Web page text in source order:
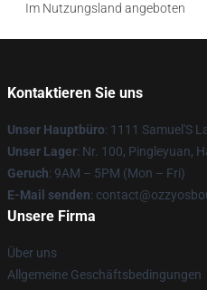
Im Nutzungsland angeboten
Kontaktieren Sie uns
Unser Hauptbüro: 1111 Samuel'S
Unser Lager: Nr. 100, Pingleyuan,
Geruch: 9AM – 5PM (Mon – Fri)
E-Mail senden:
Unsere Firma
Über uns
Allgemeine Geschäftsbedingungen